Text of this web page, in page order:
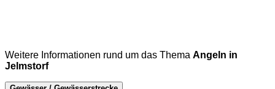
Weitere Informationen rund um das Thema Angeln in
Jelmstorf